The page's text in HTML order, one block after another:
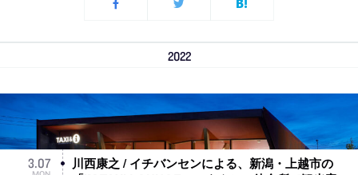
2022
3.07
MON
川西康之 / イチバンセンによる、新潟・上越市の